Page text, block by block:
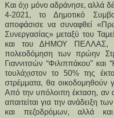
Και όχι μόνο αδράνησε, αλλά
4-2021, το Δημοτικό
αποφάσισε να συναφθεί
Συνεργασίας» μεταξύ του
και του ΔΗΜΟΥ ΠΕΛΛΑΣ,
πολεοδόμηση των πρώην
Γιαννιτσών “Φιλιππάκου”
τουλάχιστον το 50% της
στρέμματα, θα οικοδομηθούν
Από την υπόλοιπη έκταση, αν
απαιτείται για την ανάδειξη
και πεζοδρόμων, αλλά